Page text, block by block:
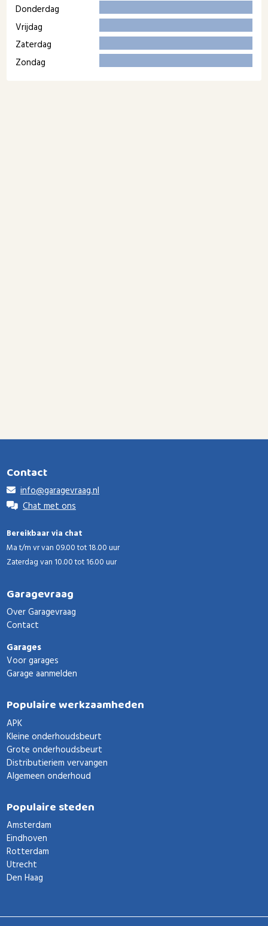
Donderdag
Vrijdag
Zaterdag
Zondag
Contact
info@garagevraag.nl
Chat met ons
Bereikbaar via chat
Ma t/m vr van 09.00 tot 18.00 uur
Zaterdag van 10.00 tot 16.00 uur
Garagevraag
Over Garagevraag
Contact
Garages
Voor garages
Garage aanmelden
Populaire werkzaamheden
APK
Kleine onderhoudsbeurt
Grote onderhoudsbeurt
Distributieriem vervangen
Algemeen onderhoud
Populaire steden
Amsterdam
Eindhoven
Rotterdam
Utrecht
Den Haag